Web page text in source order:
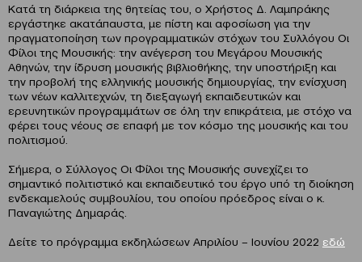
Κατά τη διάρκεια της θητείας του, ο Χρήστος Δ. Λαμπράκης
εργάστηκε ακατάπαυστα, με πίστη και αφοσίωση για την
πραγματοποίηση των προγραμματικών στόχων του Συλλόγου Οι
Φίλοι της Μουσικής: την ανέγερση του Μεγάρου Μουσικής
Αθηνών, την ίδρυση μουσικής βιβλιοθήκης, την υποστήριξη και
την προβολή της ελληνικής μουσικής δημιουργίας, την ενίσχυση
των νέων καλλιτεχνών, τη διεξαγωγή εκπαιδευτικών και
ερευνητικών προγραμμάτων σε όλη την επικράτεια, με στόχο να
φέρει τους νέους σε επαφή με τον κόσμο της μουσικής και του
πολιτισμού.
Σήμερα, ο Σύλλογος Οι Φίλοι της Μουσικής συνεχίζει το
σημαντικό πολιτιστικό και εκπαιδευτικό του έργο υπό τη διοίκηση
ενδεκαμελούς συμβουλίου, του οποίου πρόεδρος είναι ο κ.
Παναγιώτης Δημαράς.
Δείτε το πρόγραμμα εκδηλώσεων Απριλίου – Ιουνίου 2022 εδώ